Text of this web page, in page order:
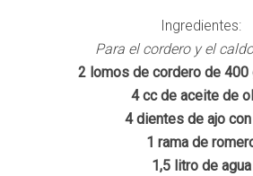
Ingredientes:
Para el cordero y el
2 lomos de cordero de 400
4 cc de aceite de
4 dientes de ajo
1 rama de
1,5 litro de agua